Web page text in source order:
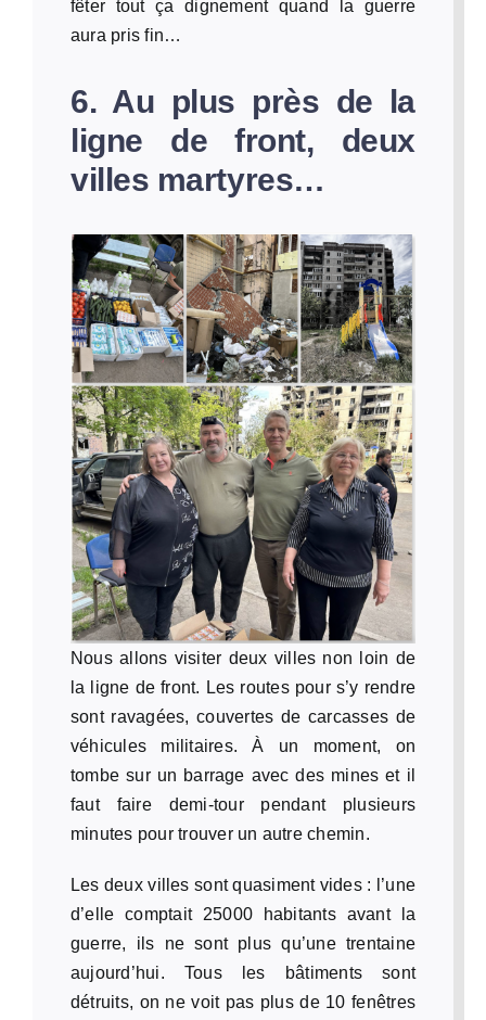
fêter tout ça dignement quand la guerre
aura pris fin…
6. Au plus près de la
ligne de front, deux
villes martyres…
Nous allons visiter deux villes non loin de
la ligne de front. Les routes pour s’y rendre
sont ravagées, couvertes de carcasses de
véhicules militaires. À un moment, on
tombe sur un barrage avec des mines et il
faut faire demi-tour pendant plusieurs
minutes pour trouver un autre chemin.
Les deux villes sont quasiment vides : l’une
d’elle comptait 25000 habitants avant la
guerre, ils ne sont plus qu’une trentaine
aujourd’hui. Tous les bâtiments sont
détruits, on ne voit pas plus de 10 fenêtres